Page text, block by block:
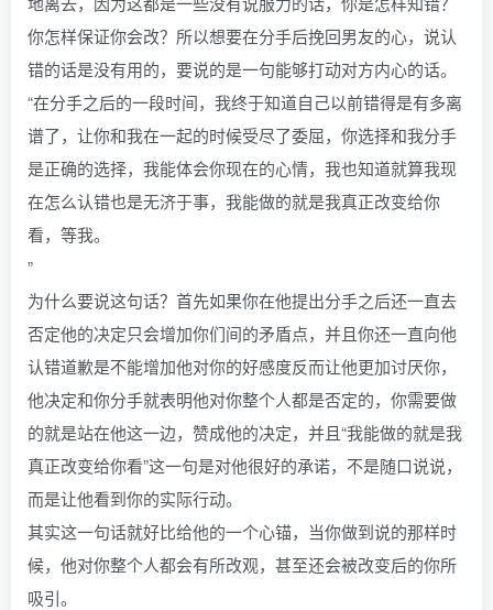
你怎样保证你会改？所以想要在分手后挽回男友的心，说认
错的话是没有用的，要说的是一句能够打动对方内心的话。
“在分手之后的一段时间，我终于知道自己以前错得是有多离
谱了，让你和我在一起的时候受尽了委屈，你选择和我分手
是正确的选择，我能体会你现在的心情，我也知道就算我现
在怎么认错也是无济于事，我能做的就是我真正改变给你
看，等我。
”
为什么要说这句话？首先如果你在他提出分手之后还一直去
否定他的决定只会增加你们间的矛盾点，并且你还一直向他
认错道歉是不能增加他对你的好感度反而让他更加讨厌你，
他决定和你分手就表明他对你整个人都是否定的，你需要做
的就是站在他这一边，赞成他的决定，并且“我能做的就是我
真正改变给你看”这一句是对他很好的承诺，不是随口说说，
而是让他看到你的实际行动。
其实这一句话就好比给他的一个心锚，当你做到说的那样时
候，他对你整个人都会有所改观，甚至还会被改变后的你所
吸引。